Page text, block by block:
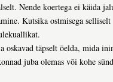
Nende koertega ei käida
Kutsika ostmisega selliselt
oskavad täpselt öelda, mida
juba olemas või kohe